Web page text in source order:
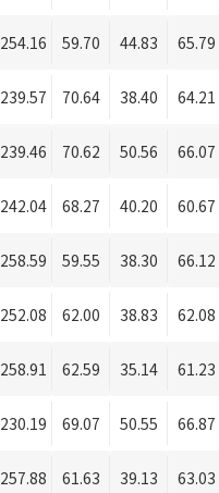
254.16 59.70 44.83 65.79
239.57 70.64 38.40 64.21
239.46 70.62 50.56 66.07
242.04 68.27 40.20 60.67
258.59 59.55 38.30 66.12
252.08 62.00 38.83 62.08
258.91 62.59 35.14 61.23
230.19 69.07 50.55 66.87
257.88 61.63 39.13 63.03